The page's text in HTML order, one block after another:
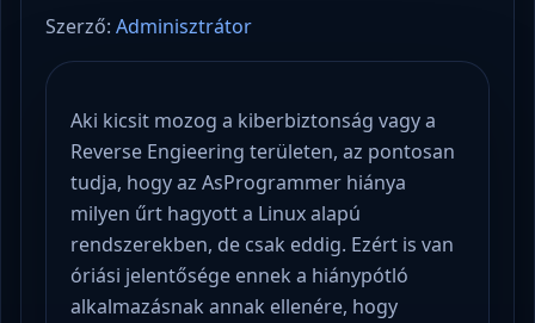
Szerző: Adminisztrátor
Aki kicsit mozog a kiberbiztonság vagy a
Reverse Engieering területen, az pontosan
tudja, hogy az AsProgrammer hiánya
milyen űrt hagyott a Linux alapú
rendszerekben, de csak eddig. Ezért is van
óriási jelentősége ennek a hiánypótló
alkalmazásnak annak ellenére, hogy